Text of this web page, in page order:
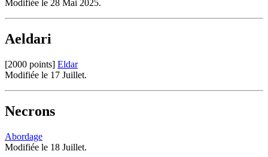
Modifiée le 28 Mai 2025.
Aeldari
[2000 points] Eldar
Modifiée le 17 Juillet.
Necrons
Abordage
Modifiée le 18 Juillet.